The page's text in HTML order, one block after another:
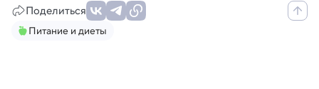
Поделиться
Питание и диеты